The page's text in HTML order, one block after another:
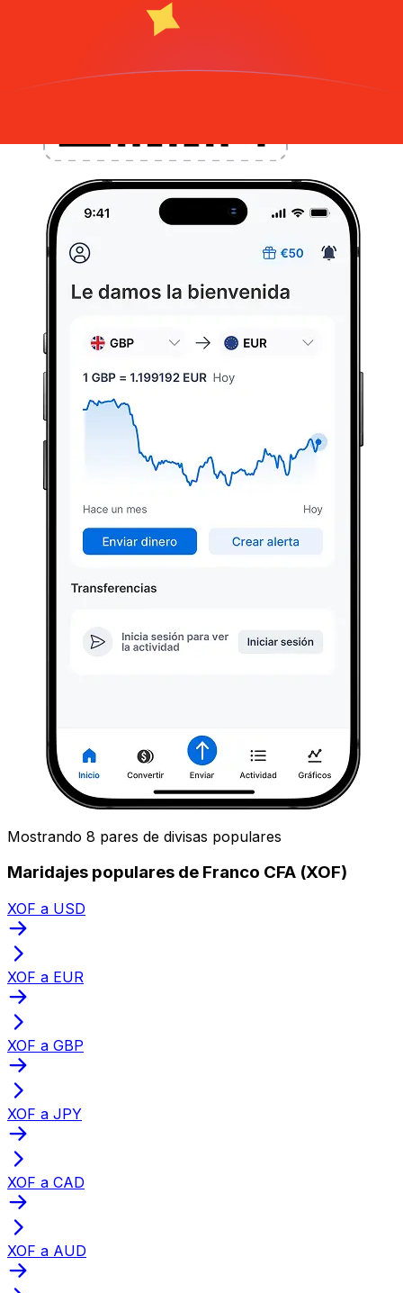
Mostrando 8 pares de divisas populares
Maridajes populares de Franco CFA (XOF)
XOF a USD
XOF a EUR
XOF a GBP
XOF a JPY
XOF a CAD
XOF a AUD